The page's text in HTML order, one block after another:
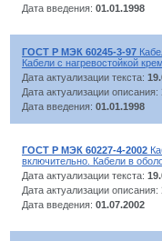
Дата введения: 01.01.1998
ГОСТ Р МЭК 60245-3-97
Кабели с нагревостойкой
Дата актуализации текста:
Дата актуализации описания:
Дата введения: 01.01.1998
ГОСТ Р МЭК 60227-4-2002
включительно. Кабели в
Дата актуализации текста:
Дата актуализации описания:
Дата введения: 01.07.2002